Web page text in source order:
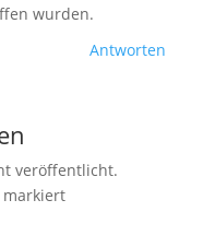
wurden.
Antworten
veröffentlicht.
markiert